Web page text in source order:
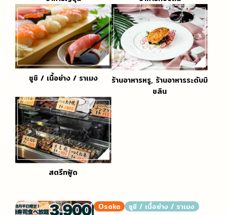
ซูชิ / เนื้อย่าง / ราเมง
ร้านอาหารหรู, ร้านอาหารระดับมิ
ชลิน
สตรีทฟู้ด
Osaka ซูชิ / เนื้อย่าง / ราเมง